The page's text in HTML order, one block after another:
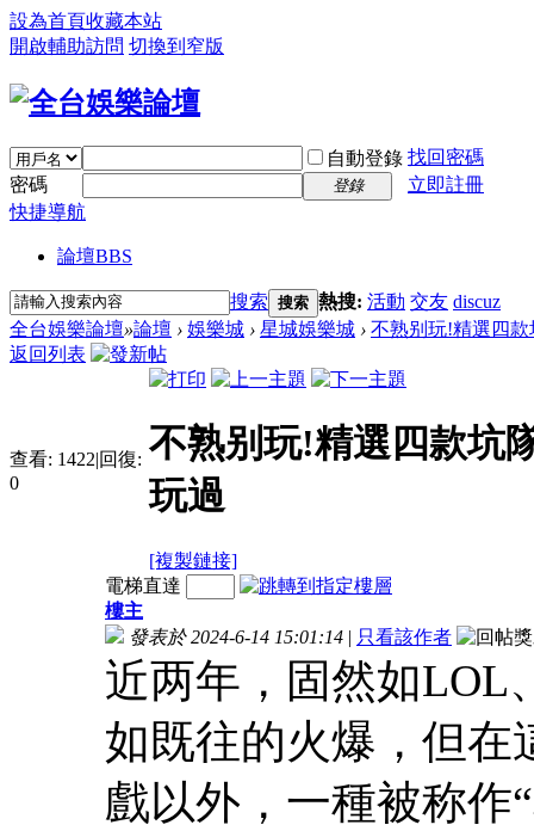
設為首頁收藏本站
開啟輔助訪問 切換到窄版
自動登錄 找回密碼
密碼
登錄
立即註冊
快捷導航
論壇BBS
搜索 搜索 熱搜: 活動 交友 discuz
全台娛樂論壇»論壇 › 娛樂城 › 星城娛樂城 › 不熟别玩!精選四款
返回列表
查看: 1422|回復:
0
不熟别玩!精選四款坑
玩過
[複製鏈接]
電梯直達
樓主
發表於 2024-6-14 15:01:14 | 只看該作者
近两年，固然如LOL
如既往的火爆，但在
戲以外，一種被称作